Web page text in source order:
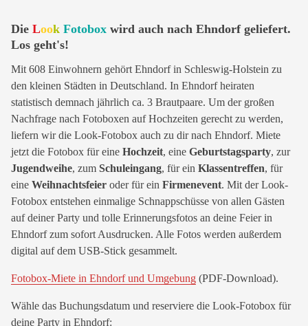
Die Look Fotobox wird auch nach Ehndorf geliefert.
Los geht's!
Mit 608 Einwohnern gehört Ehndorf in Schleswig-Holstein zu
den kleinen Städten in Deutschland. In Ehndorf heiraten
statistisch demnach jährlich ca. 3 Brautpaare. Um der großen
Nachfrage nach Fotoboxen auf Hochzeiten gerecht zu werden,
liefern wir die Look-Fotobox auch zu dir nach Ehndorf. Miete
jetzt die Fotobox für eine Hochzeit, eine Geburtstagsparty, zur
Jugendweihe, zum Schuleingang, für ein Klassentreffen, für
eine Weihnachtsfeier oder für ein Firmenevent. Mit der Look-
Fotobox entstehen einmalige Schnappschüsse von allen Gästen
auf deiner Party und tolle Erinnerungsfotos an deine Feier in
Ehndorf zum sofort Ausdrucken. Alle Fotos werden außerdem
digital auf dem USB-Stick gesammelt.
Fotobox-Miete in Ehndorf und Umgebung (PDF-Download).
Wähle das Buchungsdatum und reserviere die Look-Fotobox für
deine Party in Ehndorf: